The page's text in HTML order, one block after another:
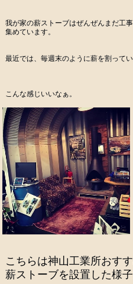
我が家の薪ストーブはぜんぜんまだ工
集めています。
最近では、毎週末のように薪を割ってい
こんな感じいいなぁ。
こちらは神山工業所おす
薪ストーブを設置した様子